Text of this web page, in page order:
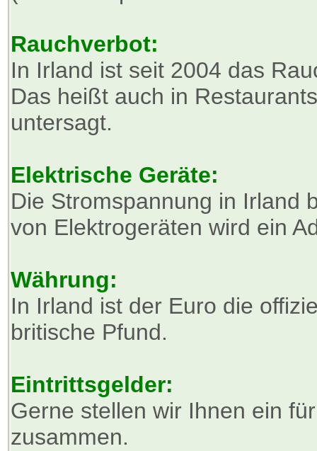
Rauchverbot:
In Irland ist seit 2004 das
Das heißt auch in
untersagt.
Elektrische Geräte:
Die Stromspannung in Irland
von Elektrogeräten wird ein
Währung:
In Irland ist der Euro die
britische Pfund.
Eintrittsgelder:
Gerne stellen wir Ihnen ein
zusammen.